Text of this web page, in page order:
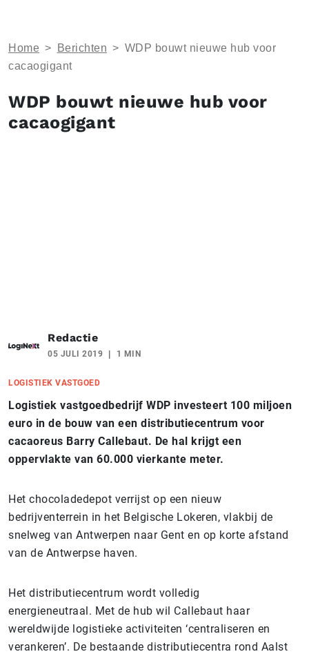
Home > Berichten > WDP bouwt nieuwe hub voor
cacaogigant
WDP bouwt nieuwe hub voor
cacaogigant
Redactie
05 JULI 2019 1 MIN
LOGISTIEK VASTGOED
Logistiek vastgoedbedrijf WDP investeert 100 miljoen
euro in de bouw van een distributiecentrum voor
cacaoreus Barry Callebaut. De hal krijgt een
oppervlakte van 60.000 vierkante meter.
Het chocoladedepot verrijst op een nieuw
bedrijventerrein in het Belgische Lokeren, vlakbij de
snelweg van Antwerpen naar Gent en op korte afstand
van de Antwerpse haven.
Het distributiecentrum wordt volledig
energieneutraal. Met de hub wil Callebaut haar
wereldwijde logistieke activiteiten ‘centraliseren en
verankeren’. De bestaande distributiecentra rond Aalst